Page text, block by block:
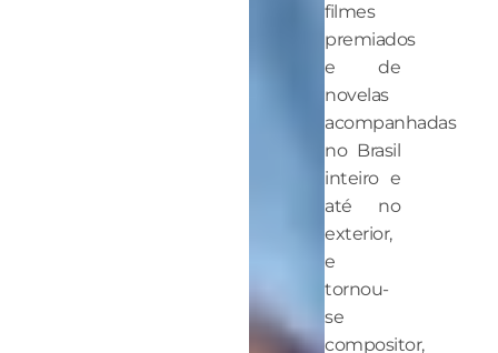
filmes
premiados
e de
novelas
acompanhadas
no Brasil
inteiro e
até no
exterior,
e
tornou-
se
compositor,